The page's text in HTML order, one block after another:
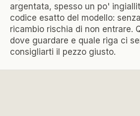
argentata, spesso un po'
codice esatto del modello:
ricambio rischia di non entrare.
dove guardare e quale riga ci
consigliarti il pezzo giusto.